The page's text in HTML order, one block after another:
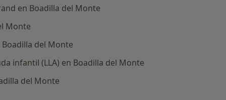
en Boadilla del Monte
Monte
del Monte
infantil (LLA) en Boadilla del Monte
del Monte